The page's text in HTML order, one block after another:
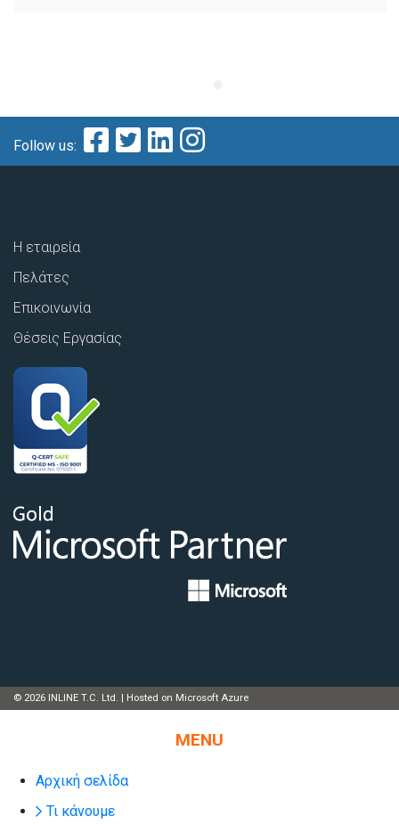
Follow us:
Η εταιρεία
Πελάτες
Επικοινωνία
Θέσεις Εργασίας
© 2026 INLINE T.C. Ltd. | Hosted on Microsoft Azure
MENU
Αρχική σελίδα
Τι κάνουμε